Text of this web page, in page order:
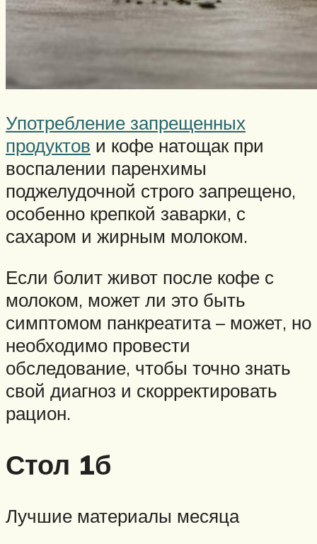
Употребление запрещенных
продуктов и кофе натощак при
воспалении паренхимы
поджелудочной строго запрещено,
особенно крепкой заварки, с
сахаром и жирным молоком.
Если болит живот после кофе с
молоком, может ли это быть
симптомом панкреатита – может, но
необходимо провести
обследование, чтобы точно знать
свой диагноз и скорректировать
рацион.
Стол 1б
Лучшие материалы месяца